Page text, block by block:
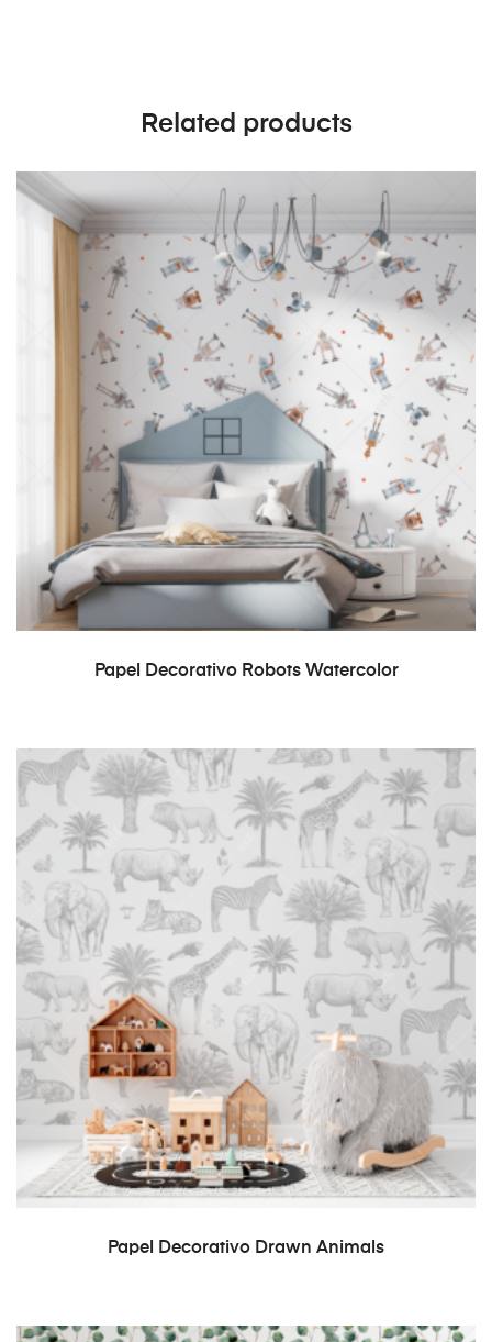
Related products
READ MORE
Papel Decorativo Robots Watercolor
READ MORE
Papel Decorativo Drawn Animals